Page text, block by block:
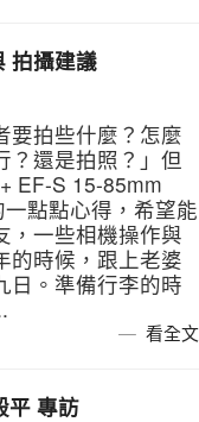
拍攝建議
要拍些什麼？怎麼
？還是拍照？」但
EF-S 15-85mm
點點心得，希望能
，一些相機操作與
的時候，跟上老婆
日。準備行李的時
看全文
平 專訪